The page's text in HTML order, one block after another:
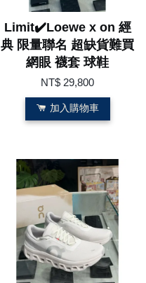
Limit✔️Loewe x on 經
典 限量聯名 超缺貨難買
網眼 襪套 球鞋
NT$ 29,800
加入購物車